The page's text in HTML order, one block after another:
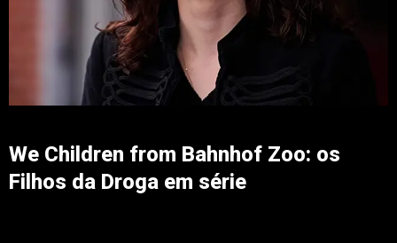
We Children from Bahnhof Zoo: os
Filhos da Droga em série